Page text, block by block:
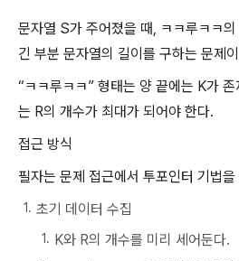
문자열 S가 주어졌을 때, ㅋㅋ루ㅋㅋ
긴 부분 문자열의 길이를 구하는 문제
“ㅋㅋ루ㅋㅋ” 형태는 양 끝에는 K가
는 R의 개수가 최대가 되어야 한다.
접근 방식
필자는 문제 접근에서 투포인터 기법
초기 데이터 수집
K와 R의 개수를 미리 세어둔다.